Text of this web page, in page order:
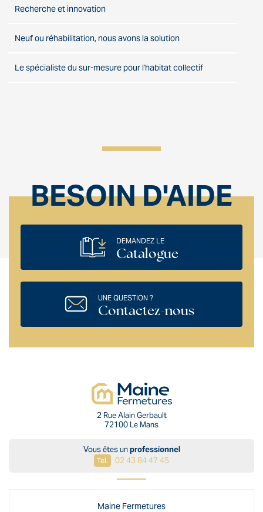
Recherche et innovation
Neuf ou réhabilitation, nous avons la solution
Le spécialiste du sur-mesure pour l'habitat collectif
BESOIN D'AIDE
DEMANDEZ LE
Catalogue
UNE QUESTION ?
Contactez-nous
2 Rue Alain Gerbault
72100 Le Mans
Vous êtes unprofessionnel
Tel. 02 43 84 47 45
Maine Fermetures